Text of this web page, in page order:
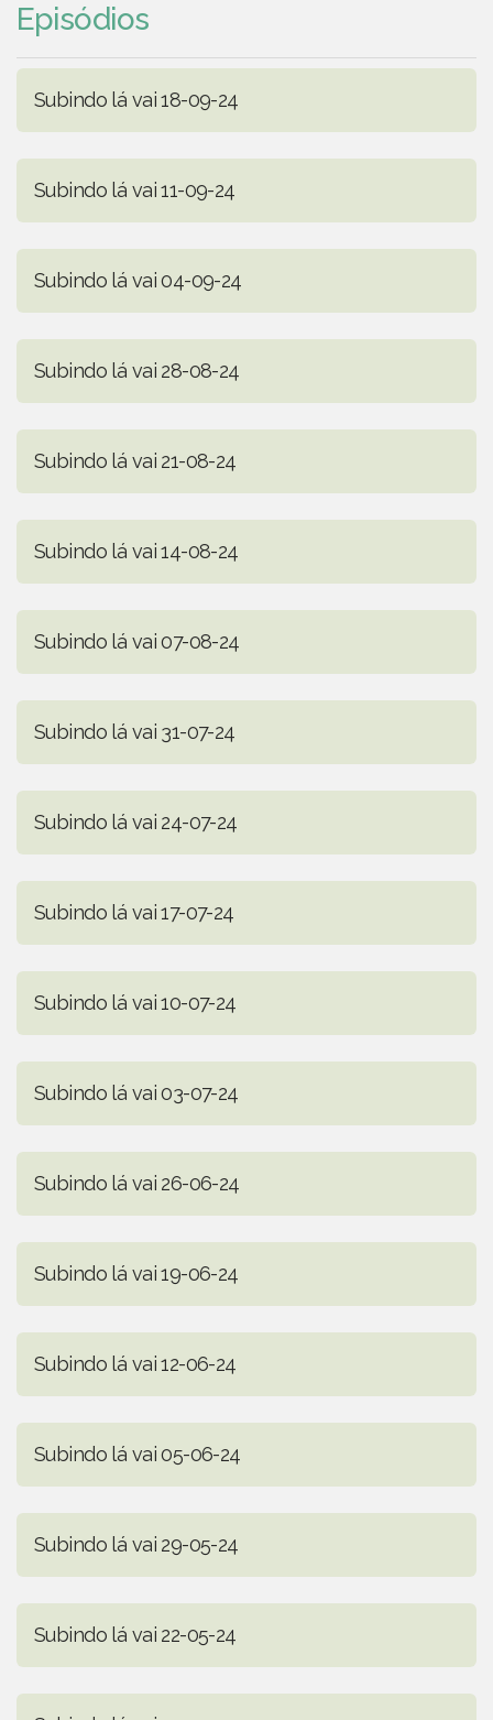
Episódios
Subindo lá vai 18-09-24
Subindo lá vai 11-09-24
Subindo lá vai 04-09-24
Subindo lá vai 28-08-24
Subindo lá vai 21-08-24
Subindo lá vai 14-08-24
Subindo lá vai 07-08-24
Subindo lá vai 31-07-24
Subindo lá vai 24-07-24
Subindo lá vai 17-07-24
Subindo lá vai 10-07-24
Subindo lá vai 03-07-24
Subindo lá vai 26-06-24
Subindo lá vai 19-06-24
Subindo lá vai 12-06-24
Subindo lá vai 05-06-24
Subindo lá vai 29-05-24
Subindo lá vai 22-05-24